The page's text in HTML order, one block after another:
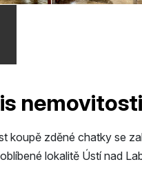
nemovitosti
koupě zděné chatky se
lokalitě Ústí nad